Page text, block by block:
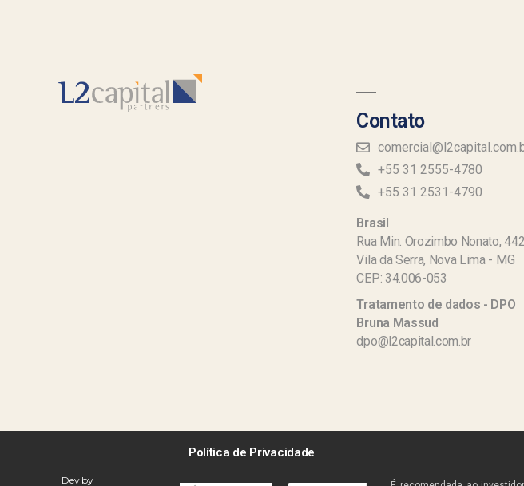
Contato
+55 31 2555-4780
+55 31 2531-4790
Brasil
Rua Min. Orozimbo Nonato,
Vila da Serra, Nova Lima - MG
CEP: 34.006-053
Tratamento de dados - DPO
Bruna Massud
dpo@l2capital.com.br
Dev by
Política de Privacidade